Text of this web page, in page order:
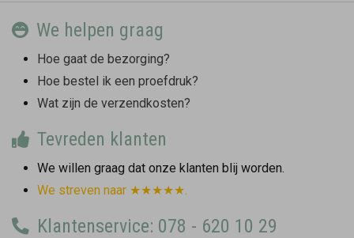
We helpen graag
Hoe gaat de bezorging?
Hoe bestel ik een proefdruk?
Wat zijn de verzendkosten?
Tevreden klanten
We willen graag dat onze klanten blij worden.
We streven naar ★★★★★.
Klantenservice: 078 - 620 10 29